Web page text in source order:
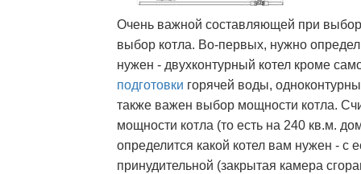
Очень важной составляющей при
выбор котла. Во-первых, нужно
нужен - двухконтурный котел кроме
подготовки горячей воды,
также важен выбор мощности котла.
мощности котла (то есть на 240 кв.м.
определится какой котел вам нужен - с
принудительной (закрытая камера